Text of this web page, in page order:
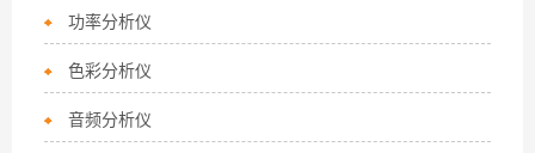
功率分析仪
色彩分析仪
音频分析仪